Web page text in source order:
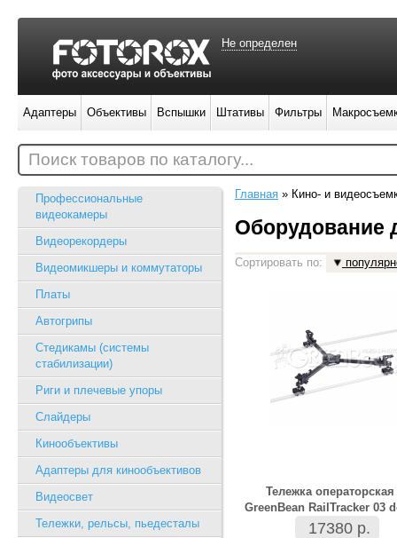
Профессиональные
видеокамеры
Видеорекордеры
Видеомикшеры и коммутаторы
Платы
Автогрипы
Стедикамы (системы
стабилизации)
Риги и плечевые упоры
Слайдеры
Кинообъективы
Адаптеры для кинообъективов
Видеосвет
Тележки, рельсы, пьедесталы
Главная » Кино- и
Оборудование
Сортировать по:
Тележка операторская
GreenBean RailTracker 03
17380 р.
Не определен
Адаптеры Объективы Вспышки Штативы Фильтры
Поиск товаров по каталогу...